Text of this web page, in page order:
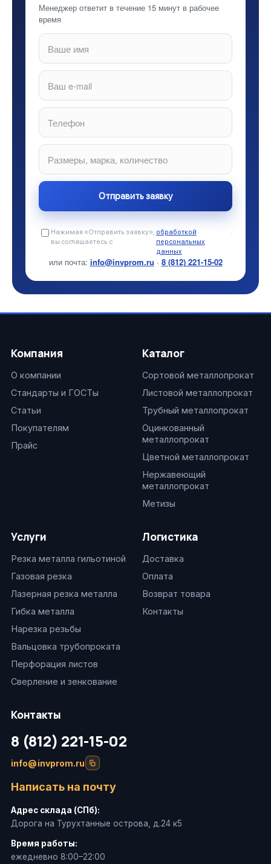
Менеджер ответит в течение 15 минут в рабочее
время
Нажимая «Отправить заявку»,
вы соглашаетесь с
обработкой
персональных
данных
.
или почта: info@invprom.ru · 8 (812) 221-15-02
Компания
О компании
Стандарты и ГОСТы
Статьи
Покупателям
Прайс
Каталог
Сортовой металлопрокат
Листовой металлопрокат
Трубный металлопрокат
Оцинкованный
металлопрокат
Цветной металлопрокат
Нержавеющий
металлопрокат
Метизы
Услуги
Резка металла гильотиной
Газовая резка
Лазерная резка металла
Гибка металла
Нарезка резьбы
Вальцовка трубопроката
Перфорация листов
Сверление и зенкование
Логистика
Доставка
Оплата
Возврат товара
Контакты
Контакты
8 (812) 221-15-02
info@invprom.ru
Написать на почту
Адрес склада (СПб):
Дорога на Турухтанные острова, д.24 к5
Время работы:
ежедневно 8:00–22:00